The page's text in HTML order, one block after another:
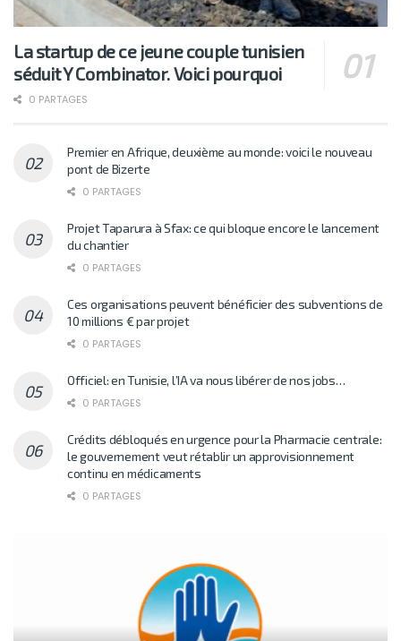
La startup de ce jeune couple tunisien
séduit Y Combinator. Voici pourquoi
0 PARTAGES
Premier en Afrique, deuxième au monde: voici le nouveau
pont de Bizerte
0 PARTAGES
Projet Taparura à Sfax: ce qui bloque encore le lancement
du chantier
0 PARTAGES
Ces organisations peuvent bénéficier des subventions de
10 millions € par projet
0 PARTAGES
Officiel: en Tunisie, l’IA va nous libérer de nos jobs…
0 PARTAGES
Crédits débloqués en urgence pour la Pharmacie centrale:
le gouvernement veut rétablir un approvisionnement
continu en médicaments
0 PARTAGES